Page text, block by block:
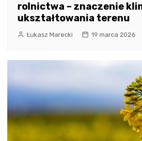
rolnictwa – znaczenie
ukształtowania terenu
Łukasz Marecki 19 marca 2026